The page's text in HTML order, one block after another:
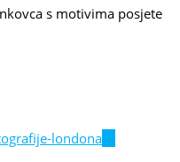
s motivima posjete
londona